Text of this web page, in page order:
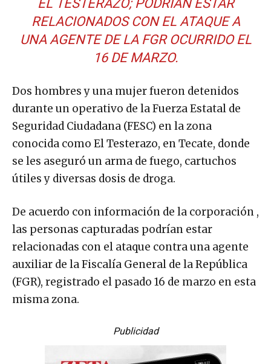
EL TESTERAZO; PODRÍAN ESTAR
RELACIONADOS CON EL ATAQUE A
UNA AGENTE DE LA FGR OCURRIDO EL
16 DE MARZO.
Dos hombres y una mujer fueron detenidos
durante un operativo de la Fuerza Estatal de
Seguridad Ciudadana (FESC) en la zona
conocida como El Testerazo, en Tecate, donde
se les aseguró un arma de fuego, cartuchos
útiles y diversas dosis de droga.
De acuerdo con información de la corporación ,
las personas capturadas podrían estar
relacionadas con el ataque contra una agente
auxiliar de la Fiscalía General de la República
(FGR), registrado el pasado 16 de marzo en esta
misma zona.
Publicidad